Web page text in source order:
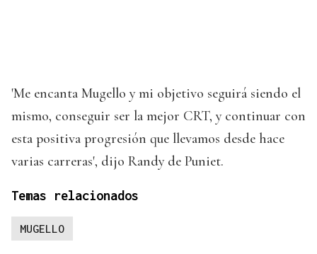
'Me encanta Mugello y mi objetivo seguirá siendo el
mismo, conseguir ser la mejor CRT, y continuar con
esta positiva progresión que llevamos desde hace
varias carreras', dijo Randy de Puniet.
Temas relacionados
MUGELLO